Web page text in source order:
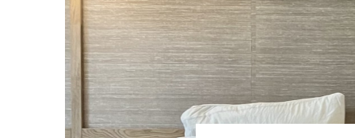
pour
votre
projet
dans
les
Hauts-